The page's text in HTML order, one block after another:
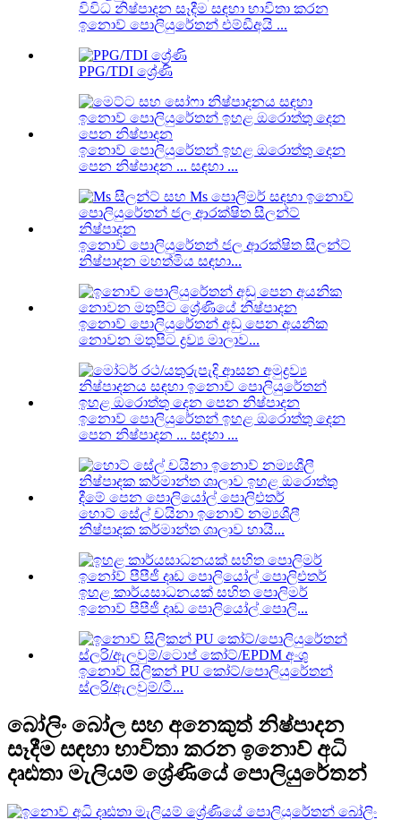
විවිධ නිෂ්පාදන සෑදීම සඳහා භාවිතා කරන
ඉනොව් පොලියුරේතන් එම්ඩීඅයි ...
PPG/TDI ශ්‍රේණි
ඉනොව් පොලියුරේතන් ඉහළ ඔරොත්තු දෙන
පෙන නිෂ්පාදන ... සඳහා ...
ඉනොව් පොලියුරේතන් ජල ආරක්ෂිත සීලන්ට්
නිෂ්පාදන මහත්මිය සඳහා...
ඉනොව් පොලියුරේතන් අඩු පෙන අයනික
නොවන මතුපිට ද්‍රව්‍ය මාලාව...
ඉනොව් පොලියුරේතන් ඉහළ ඔරොත්තු දෙන
පෙන නිෂ්පාදන ... සඳහා ...
හොට් සේල් චයිනා ඉනොව් නම්‍යශීලී
නිෂ්පාදක කර්මාන්ත ශාලාව හායි...
ඉහළ කාර්යසාධනයක් සහිත පොලිමර්
ඉනොව් පීපීජී දෘඩ පොලියෝල් පොලි...
ඉනොව් සිලිකන් PU කෝට්/පොලියුරේතන්
ස්ලරි/ඇලවුම්/ටී...
බෝලිං බෝල සහ අනෙකුත් නිෂ්පාදන
සෑදීම සඳහා භාවිතා කරන ඉනොව් අධි
දෘඪතා මැලියම් ශ්‍රේණියේ පොලියුරේතන්